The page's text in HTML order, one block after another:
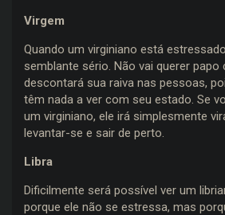
Virgem
Quando um virginiano está
semblante sério. Não vai querer papo
descontará sua raiva nas pessoas,
têm nada a ver com seu estado. Se
um virginiano, ele irá simplesmente
levantar-se e sair de perto.
Libra
Dificilmente será possível ver um
porque ele não se estressa, mas